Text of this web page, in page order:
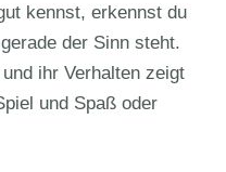
kennst, erkennst du
der Sinn steht.
ihr Verhalten zeigt
und Spaß oder